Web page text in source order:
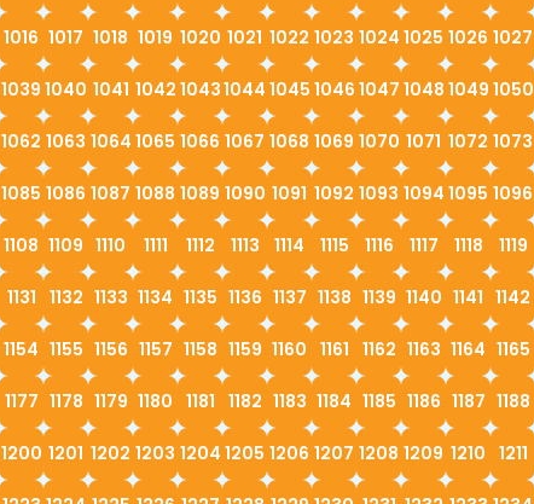
1016 1017 1018 1019 1020 1021 1022 1023 1024 1025 1026 1027
1039 1040 1041 1042 10431044 1045 1046 1047 1048 1049 1050
1062 1063 1064 1065 1066 1067 1068 1069 1070 1071 1072 1073
1085 1086 1087 1088 1089 1090 1091 1092 1093 1094 1095 1096
1108 1109 1110 1111 1112 1113 1114 1115 1116 1117 1118 1119
1131 1132 1133 1134 1135 1136 1137 1138 1139 1140 1141 1142
1154 1155 1156 1157 1158 1159 1160 1161 1162 1163 1164 1165
1177 1178 1179 1180 1181 1182 1183 1184 1185 1186 1187 1188
1200 1201 1202 1203 1204 1205 1206 1207 1208 1209 1210 1211